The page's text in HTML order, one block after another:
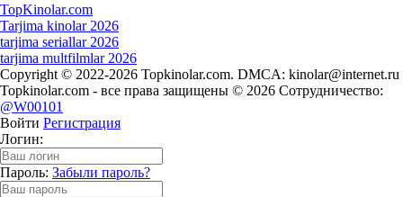
TopKinolar.com
Tarjima kinolar 2026
tarjima seriallar 2026
tarjima multfilmlar 2026
Copyright © 2022-2026 Topkinolar.com. DMCA: kinolar@internet.ru
Topkinolar.com - все права защищены © 2026 Сотрудничество:
@W00101
Войти Регистрация
Логин:
Пароль: Забыли пароль?